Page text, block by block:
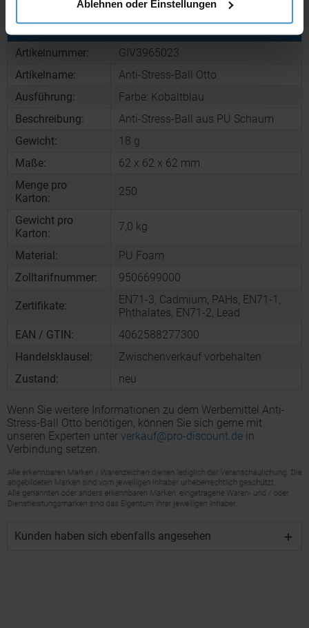
Ablehnen oder Einstellungen
Artikelnummer:
GIV3965023
Artikelname:
Anti-Stress-Ball Otto
Ausführung:
Farbe: Kobaltblau
Beschreibung:
Anti-Stress-Ball aus PU Schaum
Gewicht:
18 g
Maße:
62 x 62 x 62 mm
Menge pro
Karton:
250
Gewicht pro
Karton:
7,0 kg
Material:
PU Foam
Zolltarifnummer:
9506699000
Zertifikate:
EN71-3, Cadmium, PAHs, EN71-1,
Phthalates, EN71-2, Lead
EAN / GTIN:
4062588277300
Handelsklausel:
Zwischenverkauf vorbehalten
Zustand:
neu
Wenn Sie weitere Informationen zu dem Werbemittel Anti-
Stress-Ball Otto benötigen, können Sie sich gerne mit
unseren Experten unter verkauf@pro-discount.de in
Verbindung setzen.
Kunden haben sich ebenfalls angesehen